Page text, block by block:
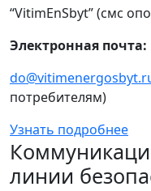
“VitimEnSbyt” (смс
Электронная почта:
потребителям)
Узнать подробнее
линии